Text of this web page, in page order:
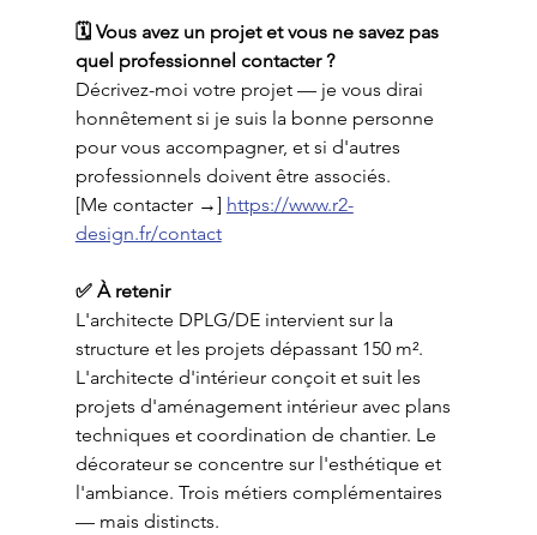
🗓️ Vous avez un projet et vous ne savez pas
quel professionnel contacter ?
Décrivez-moi votre projet — je vous dirai
honnêtement si je suis la bonne personne
pour vous accompagner, et si d'autres
professionnels doivent être associés.
[Me contacter →] https://www.r2-
design.fr/contact
✅ À retenir
L'architecte DPLG/DE intervient sur la
structure et les projets dépassant 150 m².
L'architecte d'intérieur conçoit et suit les
projets d'aménagement intérieur avec plans
techniques et coordination de chantier. Le
décorateur se concentre sur l'esthétique et
l'ambiance. Trois métiers complémentaires
— mais distincts.